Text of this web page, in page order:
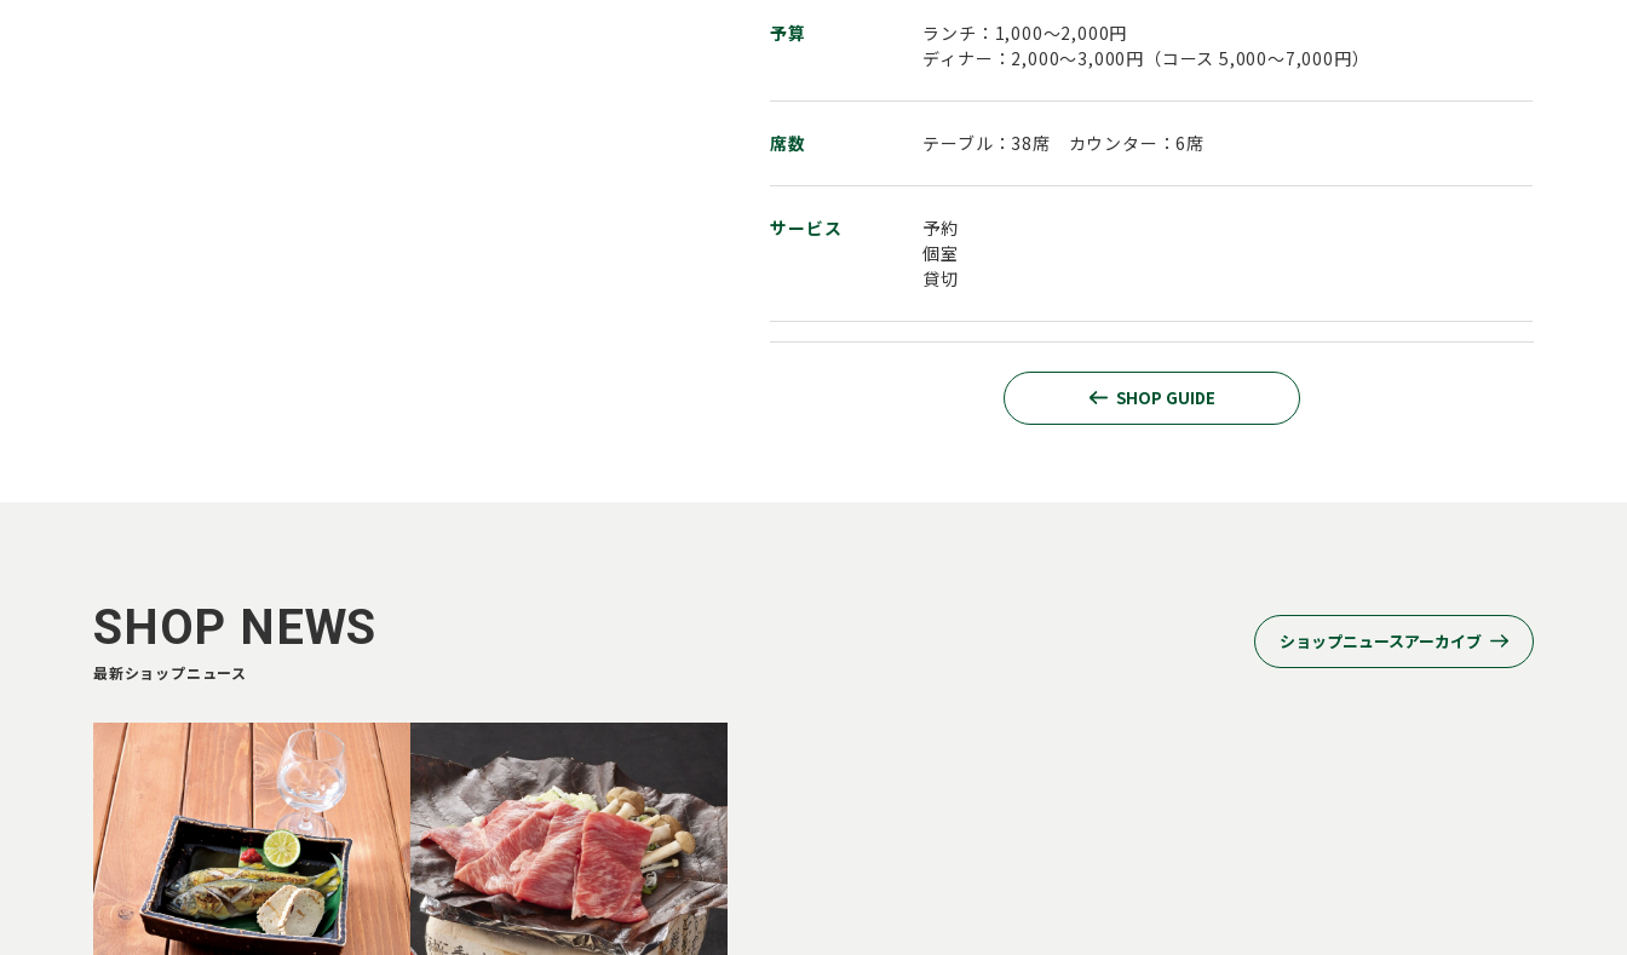
予算
ランチ：1,000～2,000円
ディナー：2,000～3,000円（コース 5,000～7,000円）
席数 テーブル：38席 カウンター：6席
サービス
予約
個室
貸切
SHOP GUIDE
SHOP NEWS
最新ショップニュース
ショップニュースアーカイブ